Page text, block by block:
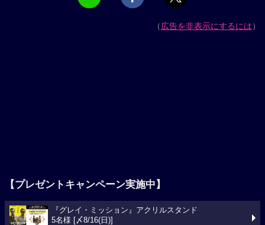
（広告を非表示にするには）
【プレゼントキャンペーン実施中】
『グレイ・ミッション』アクリルスタンド
5名様 [〆8/16(日)]